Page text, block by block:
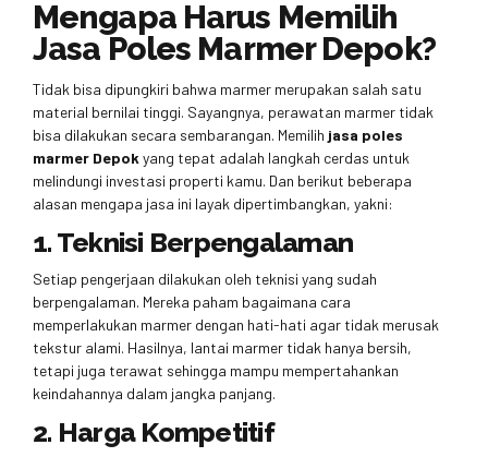
Mengapa Harus Memilih
Jasa Poles Marmer Depok?
Tidak bisa dipungkiri bahwa marmer merupakan salah satu
material bernilai tinggi. Sayangnya, perawatan marmer tidak
bisa dilakukan secara sembarangan. Memilih jasa poles
marmer Depok yang tepat adalah langkah cerdas untuk
melindungi investasi properti kamu. Dan berikut beberapa
alasan mengapa jasa ini layak dipertimbangkan, yakni:
1. Teknisi Berpengalaman
Setiap pengerjaan dilakukan oleh teknisi yang sudah
berpengalaman. Mereka paham bagaimana cara
memperlakukan marmer dengan hati-hati agar tidak merusak
tekstur alami. Hasilnya, lantai marmer tidak hanya bersih,
tetapi juga terawat sehingga mampu mempertahankan
keindahannya dalam jangka panjang.
2. Harga Kompetitif